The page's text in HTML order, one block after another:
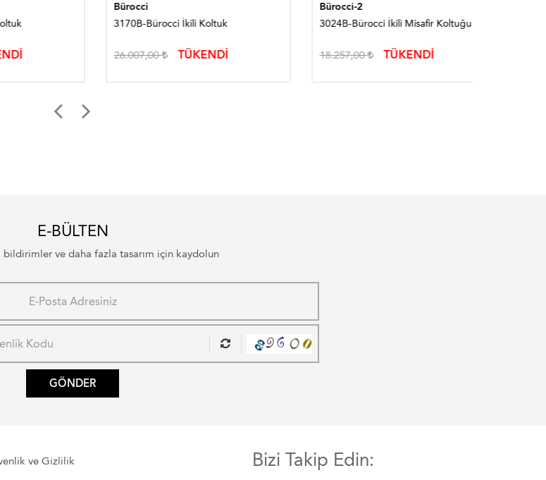
Bürocci
3170B-Bürocci İkili Koltuk
26.007,00 TÜKENDİ
Bürocci-2
3024B-Bürocci İkili Misafir Koltuğu
18.257,00 TÜKENDİ
E-BÜLTEN
bildirimler ve daha fazla tasarım için kaydolun
GÖNDER
ve Gizlilik Bizi Takip Edin: